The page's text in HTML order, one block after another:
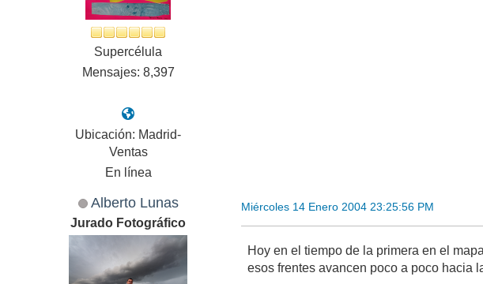
Supercélula
Mensajes: 8,397
Ubicación: Madrid-
Ventas
En línea
Alberto Lunas
Jurado Fotográfico
Miércoles 14 Enero 2004 23:25:56 PM
Hoy en el tiempo de la primera en el
esos frentes avancen poco a poco hacia